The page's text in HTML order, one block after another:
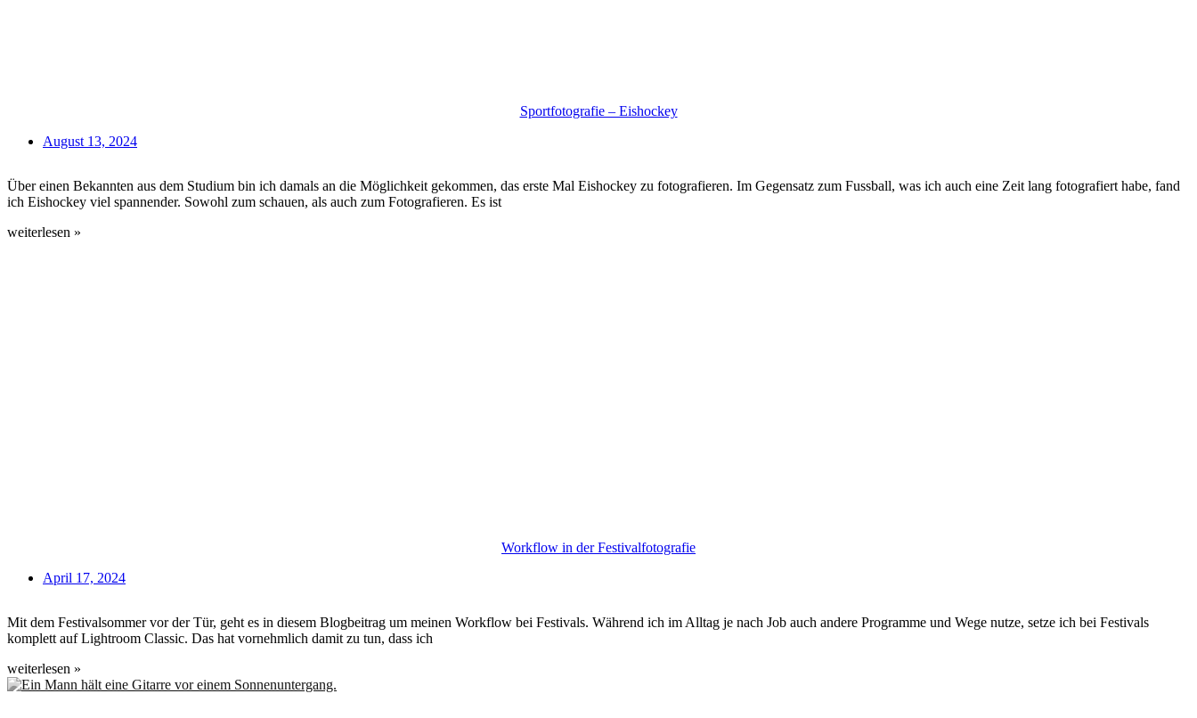
Sportfotografie – Eishockey
August 13, 2024
Über einen Bekannten aus dem Studium bin ich damals an die Möglichkeit gekommen, das erste Mal Eishockey zu fotografieren. Im Gegensatz zum Fussball, was ich auch eine Zeit lang fotografiert habe, fand
ich Eishockey viel spannender. Sowohl zum schauen, als auch zum Fotografieren. Es ist
weiterlesen »
Workflow in der Festivalfotografie
April 17, 2024
Mit dem Festivalsommer vor der Tür, geht es in diesem Blogbeitrag um meinen Workflow bei Festivals. Während ich im Alltag je nach Job auch andere Programme und Wege nutze, setze ich bei Festivals
komplett auf Lightroom Classic. Das hat vornehmlich damit zu tun, dass ich
weiterlesen »